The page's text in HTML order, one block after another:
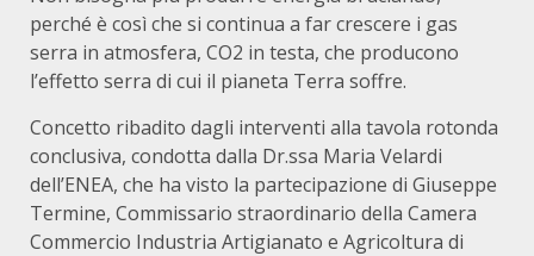
perché è così che si continua a far crescere i gas
serra in atmosfera, CO2 in testa, che producono
l’effetto serra di cui il pianeta Terra soffre.
Concetto ribadito dagli interventi alla tavola rotonda
conclusiva, condotta dalla Dr.ssa Maria Velardi
dell’ENEA, che ha visto la partecipazione di Giuseppe
Termine, Commissario straordinario della Camera
Commercio Industria Artigianato e Agricoltura di